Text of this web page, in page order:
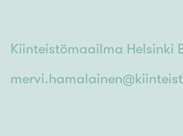
Kiinteistömaailma Helsinki